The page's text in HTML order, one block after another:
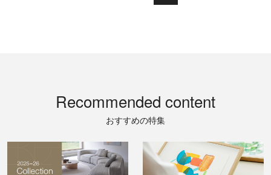
Recommended content
おすすめの特集